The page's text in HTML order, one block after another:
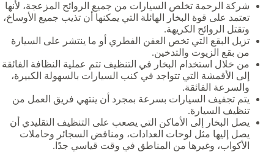
شركة الرحمة تخلص السيارات من جميع الروائح المزعجة، لأنها
تعتمد على قوة البخار الهائلة التي يمكنها أن تذيب جميع الأوساخ،
وتقتل الروائح الكريهة.
تزيل البقع التي تخص العفن الفطري أو ما ينتشر على السيارة
من بقع الزيوت والتدخين.
من خلال استخدام البخار في التنظيف تتم عملية النظافة الفائقة
إلى الأقمشة التي تتواجد في كنب السيارات بالسهولة الكبيرة،
والسرعة الفائقة.
يتم تجفيف السيارات بسرعة بمجرد أن ينتهي فريق العمل من
تنظيف السيارة.
يصل البخار إلى الأماكن التي يصعب على التنظيف التقليدي أن
يصل إليها مثل لوحات العدادات، ومنافض السجائر وحاملات
الأكواب، وغيرها من المناطق في وقت قياسي جدًا.